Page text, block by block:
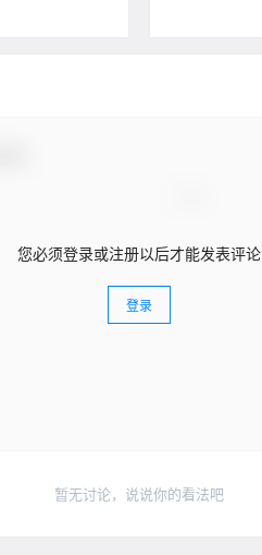
您必须登录或注册以后才能发表评论
登录
暂无讨论，说说你的看法吧